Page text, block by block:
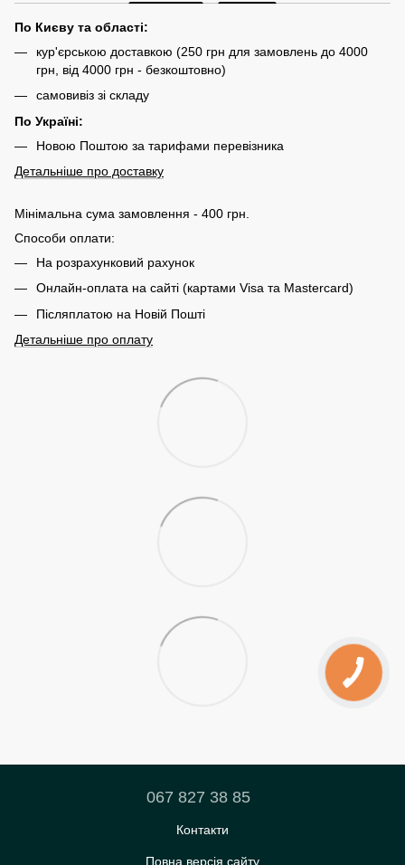
По Києву та області:
кур'єрською доставкою (250 грн для замовлень до 4000
грн, від 4000 грн - безкоштовно)
самовивіз зі складу
По Україні:
Новою Поштою за тарифами перевізника
Детальніше про доставку
Мінімальна сума замовлення - 400 грн.
Способи оплати:
На розрахунковий рахунок
Онлайн-оплата на сайті (картами Visa та Mastercard)
Післяплатою на Новій Пошті
Детальніше про оплату
067 827 38 85
Контакти
Повна версія сайту